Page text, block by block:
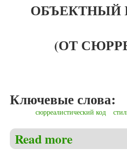
ОБЪЕКТНЫЙ
(ОТ
Ключевые слова:
сюрреалистический код
Read more